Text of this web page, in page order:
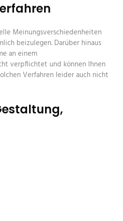
Meinungsverschiedenheiten
beizulegen. Darüber hinaus
an einem
verpflichtet und können Ihnen
Verfahren leider auch nicht